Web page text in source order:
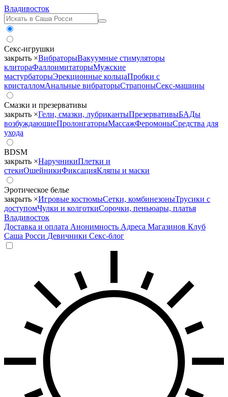
Владивосток
Секс-игрушки
закрыть ×ВибраторыВакуумные стимуляторы
клитораФаллоимитаторыМужские
мастурбаторыЭрекционные кольцаПробки с
кристалломАнальные вибраторыСтрапоныСекс-машины
Смазки и презервативы
закрыть ×Гели, смазки, лубрикантыПрезервативыБАДы
возбуждающиеПролонгаторыМассажФеромоныСредства для
ухода
BDSM
закрыть ×НаручникиПлетки и
стекиОшейникиФиксацияКляпы и маски
Эротическое белье
закрыть ×Игровые костюмыСетки, комбинезоныТрусики с
доступомЧулки и колготкиСорочки, пеньюары, платья
Владивосток
Доставка и оплата Анонимность Адреса Магазинов Клуб
Саша Росси Девичники Секс-блог